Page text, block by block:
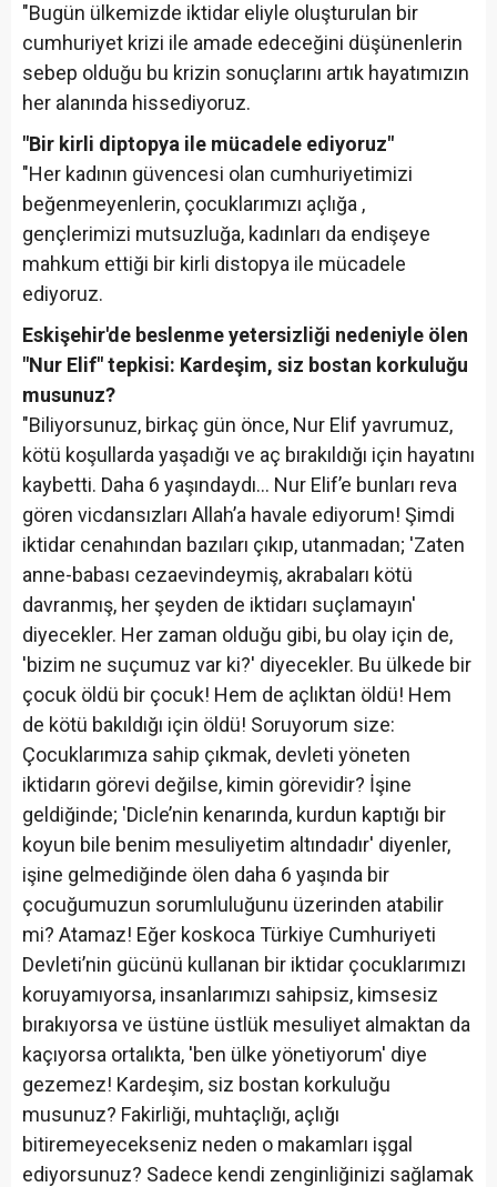
"Bugün ülkemizde iktidar eliyle oluşturulan bir
cumhuriyet krizi ile amade edeceğini düşünenlerin
sebep olduğu bu krizin sonuçlarını artık hayatımızın
her alanında hissediyoruz.
"Bir kirli diptopya ile mücadele ediyoruz"
"Her kadının güvencesi olan cumhuriyetimizi
beğenmeyenlerin, çocuklarımızı açlığa ,
gençlerimizi mutsuzluğa, kadınları da endişeye
mahkum ettiği bir kirli distopya ile mücadele
ediyoruz.
Eskişehir'de beslenme yetersizliği nedeniyle ölen
"Nur Elif" tepkisi: Kardeşim, siz bostan korkuluğu
musunuz?
"Biliyorsunuz, birkaç gün önce, Nur Elif yavrumuz,
kötü koşullarda yaşadığı ve aç bırakıldığı için hayatını
kaybetti. Daha 6 yaşındaydı… Nur Elif’e bunları reva
gören vicdansızları Allah’a havale ediyorum! Şimdi
iktidar cenahından bazıları çıkıp, utanmadan; 'Zaten
anne-babası cezaevindeymiş, akrabaları kötü
davranmış, her şeyden de iktidarı suçlamayın'
diyecekler. Her zaman olduğu gibi, bu olay için de,
'bizim ne suçumuz var ki?' diyecekler. Bu ülkede bir
çocuk öldü bir çocuk! Hem de açlıktan öldü! Hem
de kötü bakıldığı için öldü! Soruyorum size:
Çocuklarımıza sahip çıkmak, devleti yöneten
iktidarın görevi değilse, kimin görevidir? İşine
geldiğinde; 'Dicle’nin kenarında, kurdun kaptığı bir
koyun bile benim mesuliyetim altındadır' diyenler,
işine gelmediğinde ölen daha 6 yaşında bir
çocuğumuzun sorumluluğunu üzerinden atabilir
mi? Atamaz! Eğer koskoca Türkiye Cumhuriyeti
Devleti’nin gücünü kullanan bir iktidar çocuklarımızı
koruyamıyorsa, insanlarımızı sahipsiz, kimsesiz
bırakıyorsa ve üstüne üstlük mesuliyet almaktan da
kaçıyorsa ortalıkta, 'ben ülke yönetiyorum' diye
gezemez! Kardeşim, siz bostan korkuluğu
musunuz? Fakirliği, muhtaçlığı, açlığı
bitiremeyecekseniz neden o makamları işgal
ediyorsunuz? Sadece kendi zenginliğinizi sağlamak